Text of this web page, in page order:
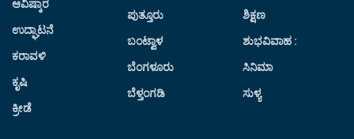
ಆವಿಷ್ಕಾರ
ಉದ್ಘಾಟನೆ
ಕರಾವಳಿ
ಕೃಷಿ
ಕ್ರೀಡೆ
ಪುತ್ತೂರು
ಬಂಟ್ವಾಳ
ಬೆಂಗಳೂರು
ಬೆಳ್ತಂಗಡಿ
ಶಿಕ್ಷಣ
ಶುಭವಿವಾಹ :
ಸಿನಿಮಾ
ಸುಳ್ಯ